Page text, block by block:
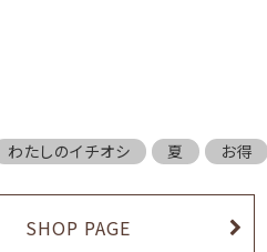
わたしのイチオシ 夏 お得
SHOP PAGE